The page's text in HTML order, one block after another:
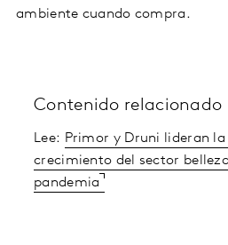
ambiente cuando compra.
Contenido relacionado
Lee: Primor y Druni lideran la
crecimiento del sector
pandemia